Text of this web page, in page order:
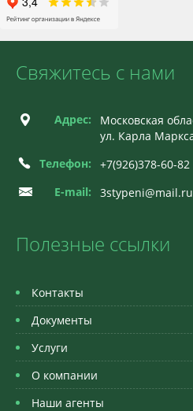
Свяжитесь с нами
Адрес:
Московская
ул. Карла
Телефон:
+7(926)378-60-82
E-mail:
3stypeni@mail.ru
Полезные ссылки
Контакты
Документы
Услуги
О компании
Наши агенты